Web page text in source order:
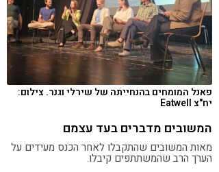
פאנל המומחים בהנחייתה של שירלי וגנר. צילום:
יח"צ Eatwell
המשובים מדברים בעד עצמם
מאות המשובים שהתקבלו לאחר הכנס מעידים על
הערך הרב שהמשתתפים קיבלו.